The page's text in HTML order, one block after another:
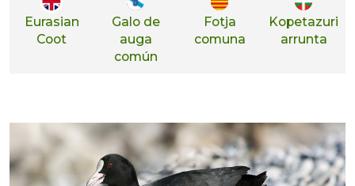
Eurasian
Coot
Galo de
auga
común
Fotja
comuna
Kopetazuri
arrunta